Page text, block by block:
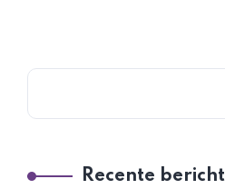
Recente